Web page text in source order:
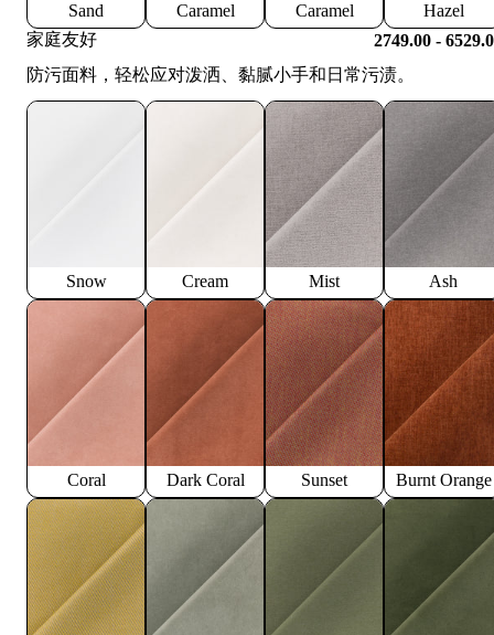
Sand Caramel Caramel
Hazel
家庭友好
2749.00 -
防污面料，轻松应对泼洒、黏腻小手和日常污渍。
Snow Cream Mist Ash
Coral Dark Coral Sunset Burnt Orange